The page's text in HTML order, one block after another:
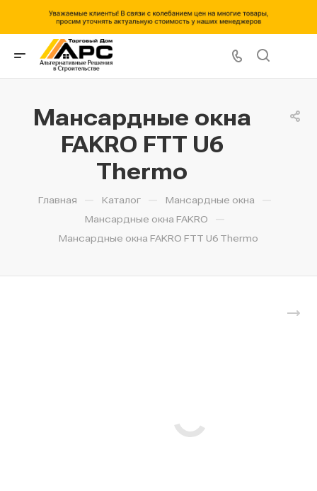
Мансардные окна
FAKRO FTT U6
Thermo
Главная — Каталог — Мансардные окна —
Мансардные окна FAKRO —
Мансардные окна FAKRO FTT U6 Thermo